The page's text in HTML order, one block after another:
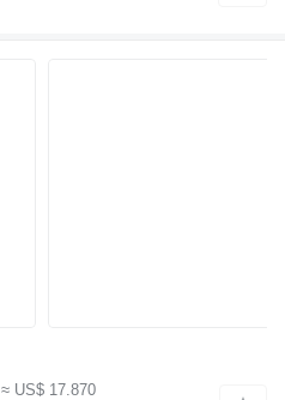
≈ US$ 17.870